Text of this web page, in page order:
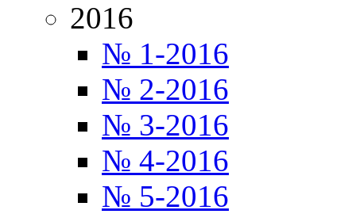
2016
№ 1-2016
№ 2-2016
№ 3-2016
№ 4-2016
№ 5-2016